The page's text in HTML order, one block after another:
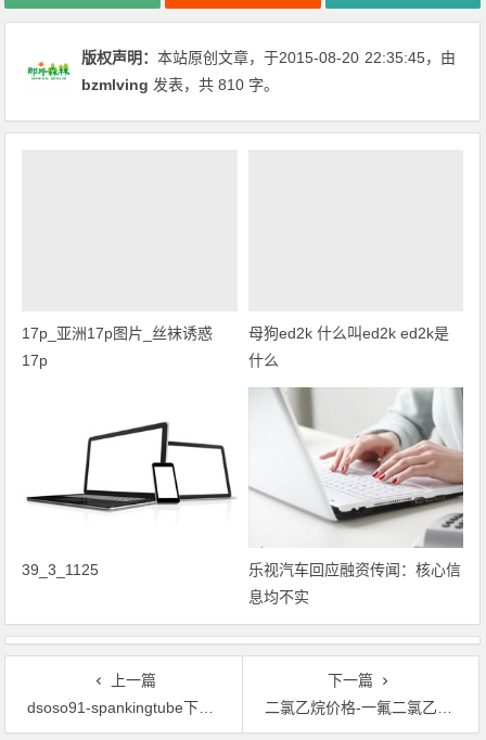
版权声明：本站原创文章，于2015-08-20 22:35:45，由
bzmlving 发表，共 810 字。
17p_亚洲17p图片_丝袜诱惑
17p
母狗ed2k 什么叫ed2k ed2k是
什么
39_3_1125
乐视汽车回应融资传闻：核心信
息均不实
上一篇
dsoso91-spankingtube下载-spankingtube改版
下一篇
二氯乙烷价格-一氟二氯乙烷价格-成都二氯乙烷价格